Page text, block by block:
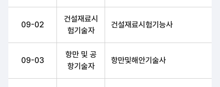
09-02
건설재료시
험기술자
건설재료시험기능사
09-03
항만 및 공
항기술자
항만및해안기술사